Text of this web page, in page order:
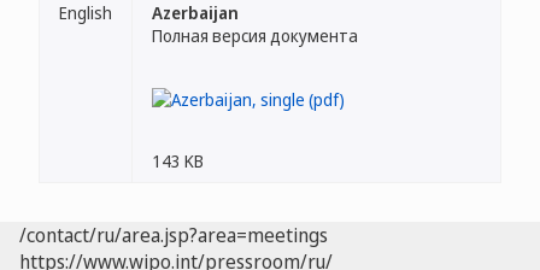
English
Azerbaijan
Полная версия документа
143 KB
/contact/ru/area.jsp?area=meetings
https://www.wipo.int/pressroom/ru/